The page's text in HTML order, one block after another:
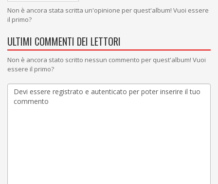
Non è ancora stata scritta un'opinione per quest'album! Vuoi essere
il primo?
ULTIMI COMMENTI DEI LETTORI
Non è ancora stato scritto nessun commento per quest'album! Vuoi
essere il primo?